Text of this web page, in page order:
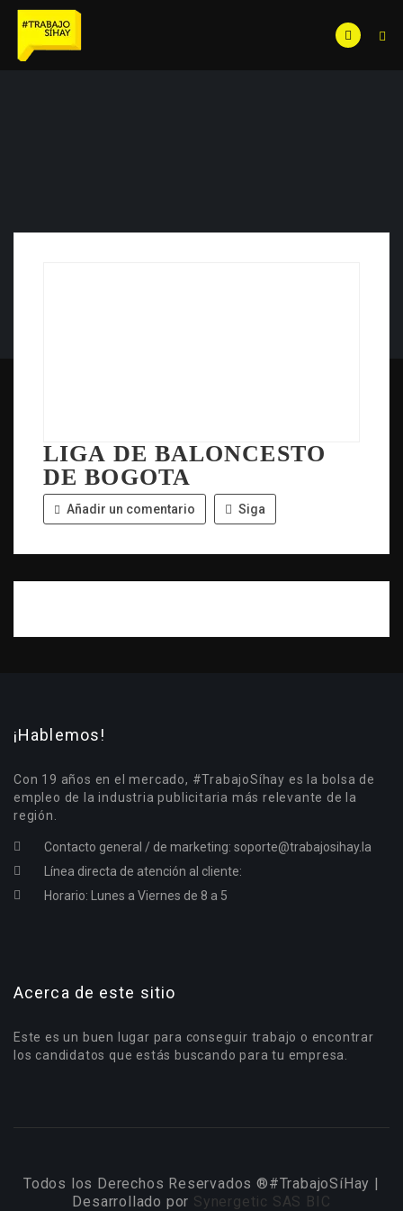
LIGA DE BALONCESTO
DE BOGOTA
Añadir un comentario Siga
¡Hablemos!
Con 19 años en el mercado, #TrabajoSíhay es la bolsa de
empleo de la industria publicitaria más relevante de la
región.
Contacto general / de marketing: soporte@trabajosihay.la
Línea directa de atención al cliente:
Horario: Lunes a Viernes de 8 a 5
Acerca de este sitio
Este es un buen lugar para conseguir trabajo o encontrar
los candidatos que estás buscando para tu empresa.
Todos los Derechos Reservados ®#TrabajoSíHay |
Desarrollado por Synergetic SAS BIC